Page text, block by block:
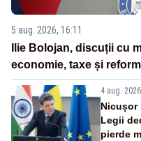
5 aug. 2026, 16:11
Ilie Bolojan, discuții cu
economie, taxe și
4 aug.
Nicușor
Legii
pierde